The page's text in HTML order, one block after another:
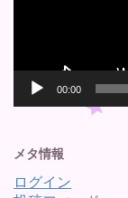
00:00
メタ情報
ログイン